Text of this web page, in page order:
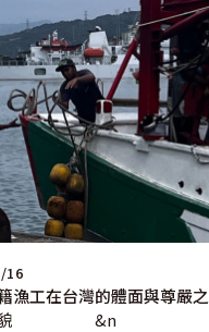
16
漁工在台灣的體面與尊嚴
樣貌 &n